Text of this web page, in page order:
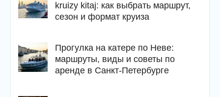
kruizy kitaj: как выбрать маршрут,
сезон и формат круиза
Прогулка на катере по Неве:
маршруты, виды и советы по
аренде в Санкт-Петербурге